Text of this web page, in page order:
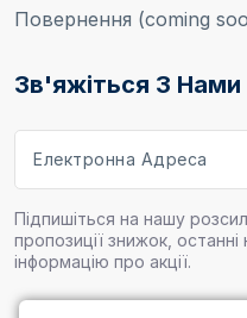
Повернення (coming
Зв'яжіться З Нами
Підпишіться на нашу
пропозиції знижок,
інформацію про акції.